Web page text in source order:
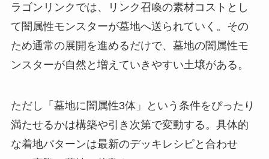
ラゴンリンクでは、リンク召喚の素材コストとし
て闇属性モンスターが墓地へ送られていく。その
ため通常の展開を進めるだけで、墓地の闇属性モ
ンスターが自然と増えていきやすい土壌がある。
ただし「墓地に闇属性3体」という条件をぴったり
満たせるかは構築や引き次第で変動する。具体的
な着地パターンは最新のデッキレシピと合わせ